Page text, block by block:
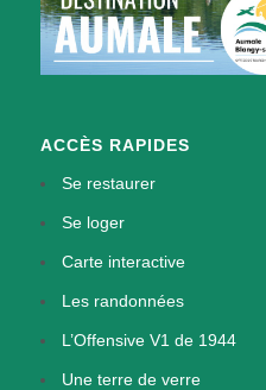
ACCÈS RAPIDES
Se restaurer
Se loger
Carte interactive
Les randonnées
L’Offensive V1 de 1944
Une terre de verre